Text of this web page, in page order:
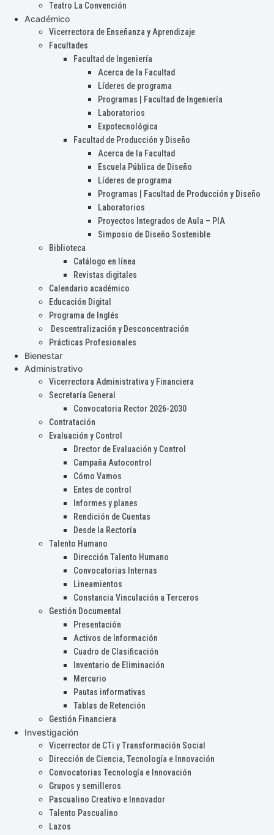
Teatro La Convención
Académico
Vicerrectora de Enseñanza y Aprendizaje
Facultades
Facultad de Ingeniería
Acerca de la Facultad
Líderes de programa
Programas | Facultad de Ingeniería
Laboratorios
Expotecnológica
Facultad de Producción y Diseño
Acerca de la Facultad
Escuela Pública de Diseño
Líderes de programa
Programas | Facultad de Producción y Diseño
Laboratorios
Proyectos Integrados de Aula – PIA
Simposio de Diseño Sostenible
Biblioteca
Catálogo en línea
Revistas digitales
Calendario académico
Educación Digital
Programa de Inglés
Descentralización y Desconcentración
Prácticas Profesionales
Bienestar
Administrativo
Vicerrectora Administrativa y Financiera
Secretaría General
Convocatoria Rector 2026-2030
Contratación
Evaluación y Control
Drector de Evaluación y Control
Campaña Autocontrol
Cómo Vamos
Entes de control
Informes y planes
Rendición de Cuentas
Desde la Rectoría
Talento Humano
Dirección Talento Humano
Convocatorias Internas
Lineamientos
Constancia Vinculación a Terceros
Gestión Documental
Presentación
Activos de Información
Cuadro de Clasificación
Inventario de Eliminación
Mercurio
Pautas informativas
Tablas de Retención
Gestión Financiera
Investigación
Vicerrector de CTi y Transformación Social
Dirección de Ciencia, Tecnología e Innovación
Convocatorias Tecnología e Innovación
Grupos y semilleros
Pascualino Creativo e Innovador
Talento Pascualino
Lazos